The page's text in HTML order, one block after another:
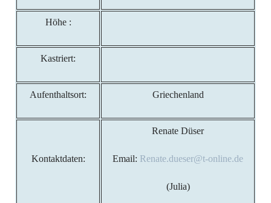
Höhe :
Kastriert:
Aufenthaltsort: Griechenland
Kontaktdaten:
Renate Düser
Email: Renate.dueser@t-online.de
(Julia)